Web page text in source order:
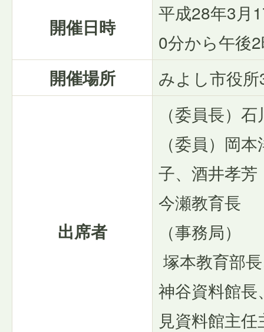
開催日時
平成28年3月
0分から午後
開催場所 みよし市役
出席者
（委員長）
（委員）岡
子、酒井孝芳
今瀬教育長
（事務局）
塚本教育部
神谷資料館
見資料館主